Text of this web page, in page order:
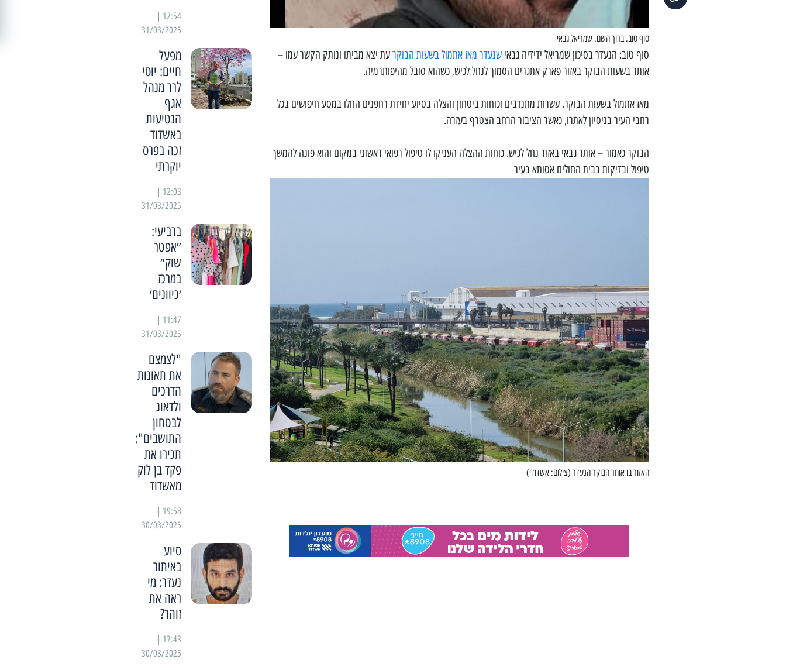
סוף טוב. ברוך השם. שמריאל גבאי
סוף טוב: הנעדר בסיכון שמריאל ידידיה גבאישנעדר מאז אתמול בשעות הבוקרעת יצא מביתו ונותק הקשר עמו –
אותר בשעות הבוקר באזור פארק אתגרים הסמוך לנחל לכיש, כשהוא סובל מהיפותרמיה.
מאז אתמול בשעות הבוקר, עשרות מתנדבים וכוחות ביטחון והצלה בסיוע יחידת רחפנים החלו במסע חיפושים בכל
רחבי העיר בניסיון לאתרו, כאשר הציבור הרחב הצטרף בעזרה.
הבוקר כאמור – אותר גבאי באזור נחל לכיש. כוחות ההצלה העניקו לו טיפול רפואי ראשוני במקום והוא פונה להמשך
טיפול ובדיקות בבית החולים אסותא בעיר
האזור בו אותר הבוקר הנעדר (צילום: אשדודי)
31/03/2025
מפעל
חיים: יוסי
לרר מנהל
אגף
הנטיעות
באשדוד
זכה בפרס
יוקרתי
31/03/2025
ברביעי:
״אפטר
שוק״
במרכז
׳כיוונים׳
31/03/2025
"לצמצם
את תאונות
הדרכים
ולדאוג
לבטחון
התושבים":
תכירו את
פקד בן לוק
מאשדוד
30/03/2025
סיוע
באיתור
נעדר: מי
ראה את
זוהר?
30/03/2025